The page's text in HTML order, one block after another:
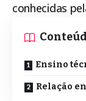
conhecidas
Ensino
Relação